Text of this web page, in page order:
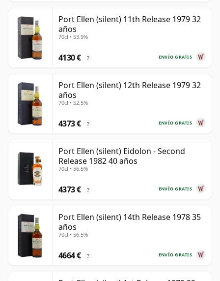
Port Ellen (silent) 11th Release 1979 32
años
70cl • 53.9%
ENVÍO GRATIS
4130 € ?
Port Ellen (silent) 12th Release 1979 32
años
70cl • 52.5%
ENVÍO GRATIS
4373 € ?
Port Ellen (silent) Eidolon - Second
Release 1982 40 años
70cl • 56.5%
ENVÍO GRATIS
4373 € ?
Port Ellen (silent) 14th Release 1978 35
años
70cl • 56.5%
ENVÍO GRATIS
4664 € ?